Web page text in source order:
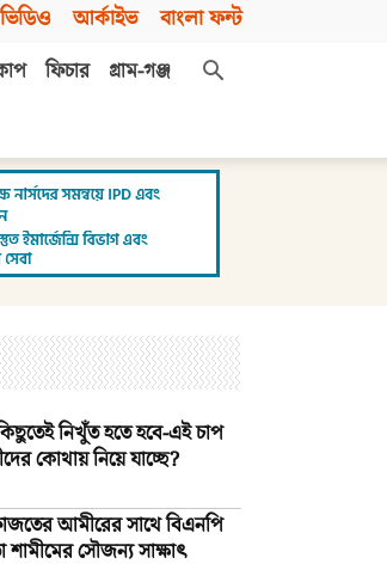
ভিডিও আর্কাইভ বাংলা ফন্ট
ফিচার
গ্রাম-গঞ্জ
নিখুঁত হতে হবে-এই চাপ
কোথায় নিয়ে যাচ্ছে?
আমীরের সাথে বিএনপি
শামীমের সৌজন্য সাক্ষাৎ